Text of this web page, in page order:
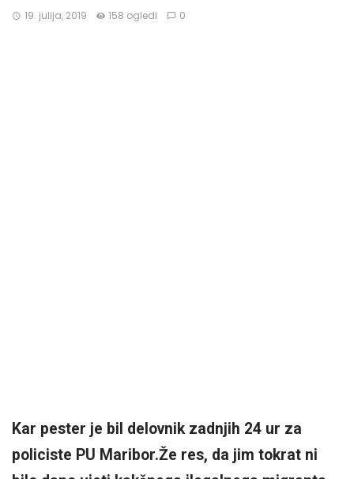
19. julija, 2019 158 ogledi 0
Kar pester je bil delovnik zadnjih 24 ur za
policiste PU Maribor.Že res, da jim tokrat ni